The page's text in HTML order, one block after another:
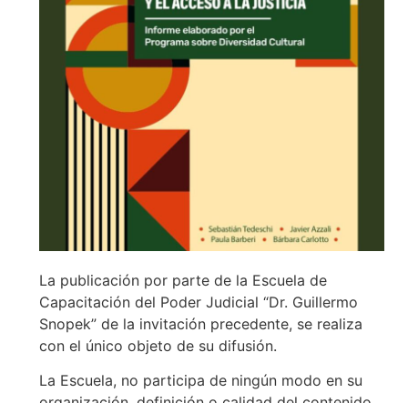
La publicación por parte de la Escuela de
Capacitación del Poder Judicial “Dr. Guillermo
Snopek” de la invitación precedente, se realiza
con el único objeto de su difusión.
La Escuela, no participa de ningún modo en su